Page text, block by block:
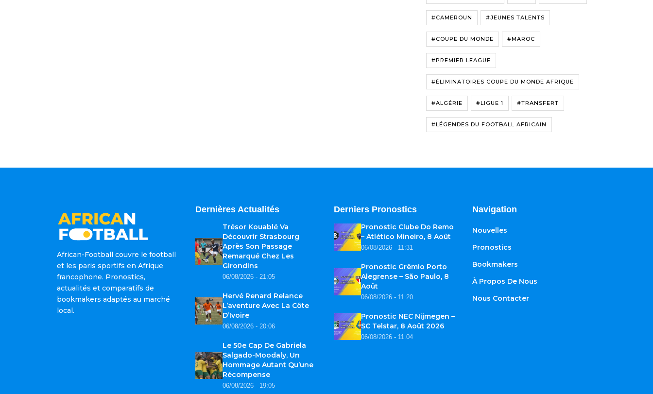
#CAMEROUN #JEUNES TALENTS
#COUPE DU MONDE #MAROC
#PREMIER LEAGUE
#ÉLIMINATOIRES COUPE DU MONDE AFRIQUE
#ALGÉRIE #LIGUE 1 #TRANSFERT
#LÉGENDES DU FOOTBALL AFRICAIN
African-Football couvre le football
et les paris sportifs en Afrique
francophone. Pronostics,
actualités et comparatifs de
bookmakers adaptés au marché
local.
Dernières Actualités
Trésor Kouablé Va
Découvrir Strasbourg
Après Son Passage
Remarqué Chez Les
Girondins
06/08/2026 - 21:05
Hervé Renard Relance
L’aventure Avec La Côte
D’Ivoire
06/08/2026 - 20:06
Le 50e Cap De Gabriela
Salgado-Moodaly, Un
Hommage Autant Qu’une
Récompense
06/08/2026 - 19:05
Derniers Pronostics
Pronostic Clube Do Remo
– Atlético Mineiro, 8 Août
06/08/2026 - 11:31
Pronostic Grêmio Porto
Alegrense – São Paulo, 8
Août
06/08/2026 - 11:20
Pronostic NEC Nijmegen –
SC Telstar, 8 Août 2026
06/08/2026 - 11:04
Navigation
Nouvelles
Pronostics
Bookmakers
À Propos De Nous
Nous Contacter